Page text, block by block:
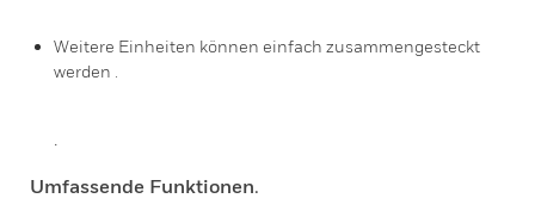
Weitere Einheiten können einfach zusammengesteckt
werden .
.
Umfassende Funktionen.